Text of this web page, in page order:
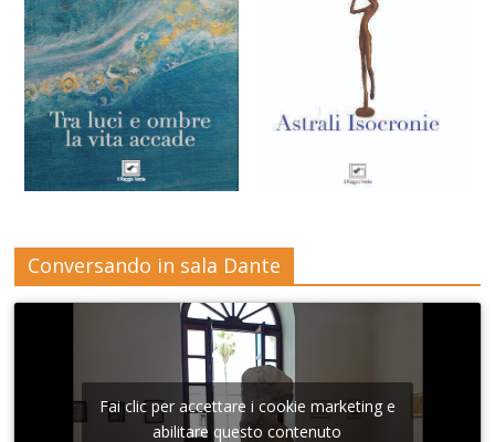
Conversando in sala Dante
Fai clic per accettare i cookie marketing e
abilitare questo contenuto